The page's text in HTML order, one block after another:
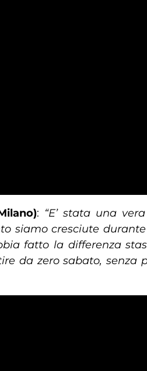
: “E’ stata una
siamo cresciute
fatto la differenza
da zero sabato, senza